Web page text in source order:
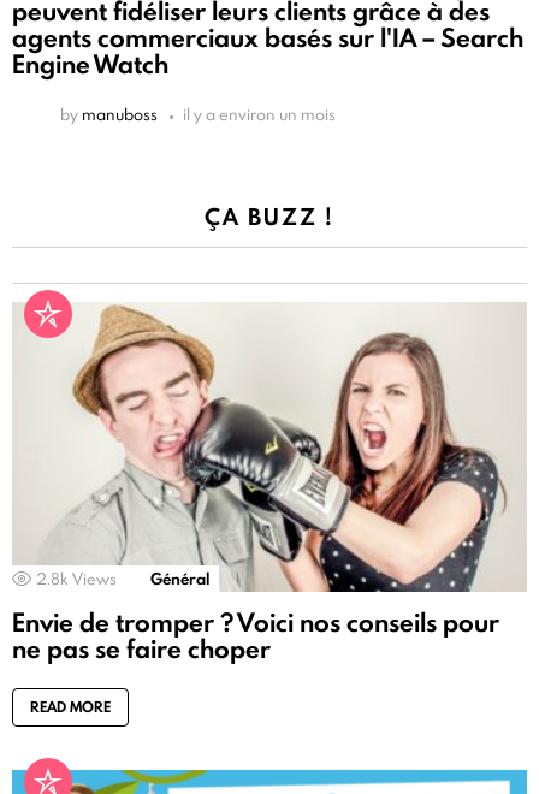
peuvent fidéliser leurs clients grâce à des
agents commerciaux basés sur l'IA – Search
Engine Watch
by manuboss il y a environ un mois
ÇA BUZZ !
2.8k Views Général
Envie de tromper ? Voici nos conseils pour
ne pas se faire choper
READ MORE